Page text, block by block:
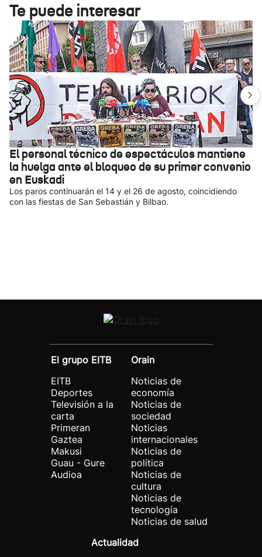
Te puede interesar
El personal técnico de espectáculos mantiene
la huelga ante el bloqueo de su primer convenio
en Euskadi
Los paros continuarán el 14 y el 26 de agosto, coincidiendo
con las fiestas de San Sebastián y Bilbao.
El grupo EITB
EITB
Deportes
Televisión a la
carta
Primeran
Gaztea
Makusi
Guau - Gure
Audioa
Orain
Noticias de
economía
Noticias de
sociedad
Noticias
internacionales
Noticias de
política
Noticias de
cultura
Noticias de
tecnología
Noticias de salud
Actualidad